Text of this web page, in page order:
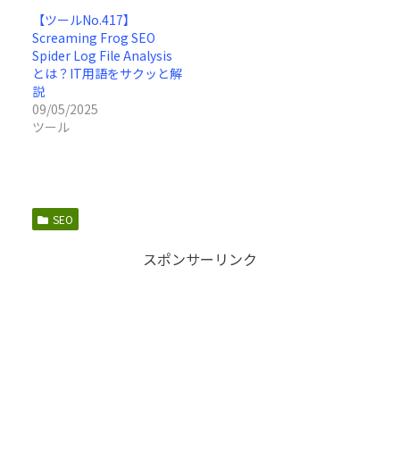
【ツールNo.417】
Screaming Frog SEO
Spider Log File Analysis
とは？IT用語をサクッと解
説
09/05/2025
ツール
SEO
スポンサーリンク